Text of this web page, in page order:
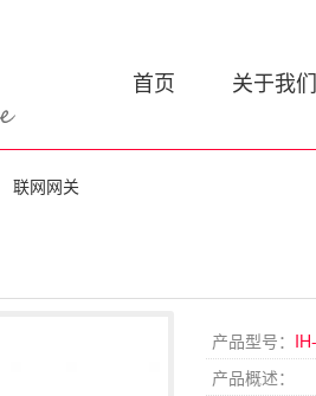
首页 关于我们
联网网关
产品型号：
产品概述：